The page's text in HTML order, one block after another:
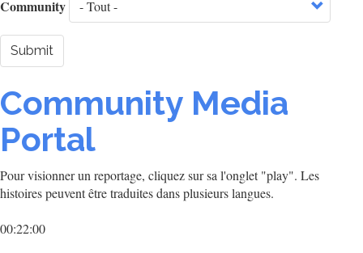
Community
Submit
Community Media
Portal
Pour visionner un reportage, cliquez sur sa l'onglet "play". Les
histoires peuvent être traduites dans plusieurs langues.
00:22:00